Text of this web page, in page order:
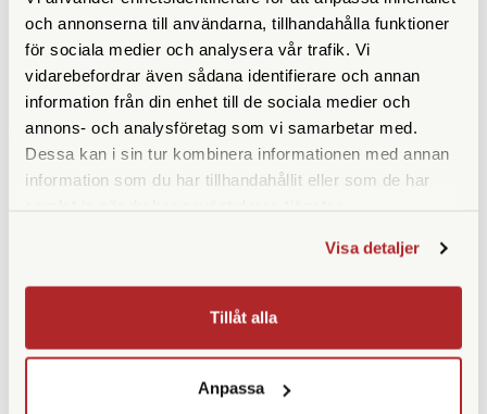
och annonserna till användarna, tillhandahålla funktioner
för sociala medier och analysera vår trafik. Vi
vidarebefordrar även sådana identifierare och annan
information från din enhet till de sociala medier och
annons- och analysföretag som vi samarbetar med.
Dessa kan i sin tur kombinera informationen med annan
information som du har tillhandahållit eller som de har
Visa detaljer
Tillåt alla
Anpassa
Fujifilm
Fujifilm X-T5 + 16-80/4,0 Silver
Finns i lager
Fujifilm
Fujifilm X-T5 + 16-80/4,0 Svart
Finns i lager
LÄS MER